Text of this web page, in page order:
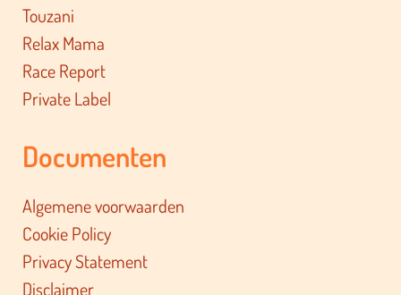
Touzani
Relax Mama
Race Report
Private Label
Documenten
Algemene voorwaarden
Cookie Policy
Privacy Statement
Disclaimer